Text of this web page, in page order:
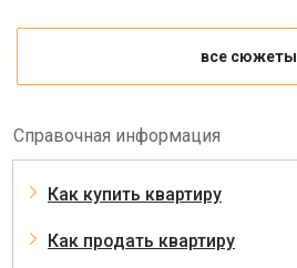
все сюжеты
Справочная информация
Как купить квартиру
Как продать квартиру